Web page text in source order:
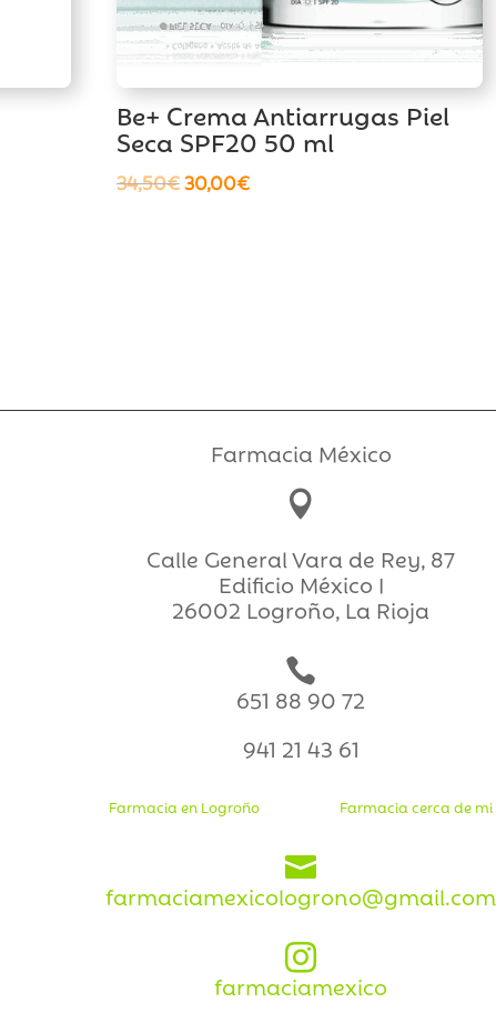
Be+ Crema Antiarrugas Piel
Seca SPF20 50 ml
34,50€El
30,00€El
Farmacia México

Calle General Vara de Rey, 87
Edificio México I
26002 Logroño, La Rioja

651 88 90 72
941 21 43 61
Farmacia en Logroño Farmacia cerca de mi

farmaciamexicologrono@gmail.com

farmaciamexico